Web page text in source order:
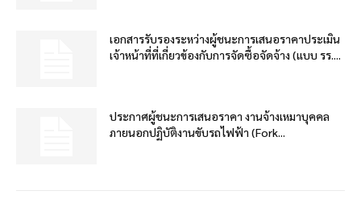
เอกสารรับรองระหว่างผู้ชนะการเสนอราคาประเมิน
เจ้าหน้าที่ที่เกี่ยวข้องกับการจัดซื้อจัดจ้าง (แบบ รร....
ประกาศผู้ชนะการเสนอราคา งานจ้างเหมาบุคคล
ภายนอกปฏิบัติงานขับรถไฟฟ้า (Fork...